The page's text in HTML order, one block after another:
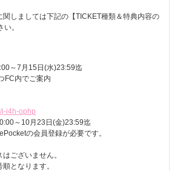
しましては下記の【TICKET種類＆特典内容の
。
～7月15日(水)23:59迄
FC内でご案内
j-i4h-ophp
～10月23日(金)23:59迄
の会員登録が必要です。
ございません。
となります。